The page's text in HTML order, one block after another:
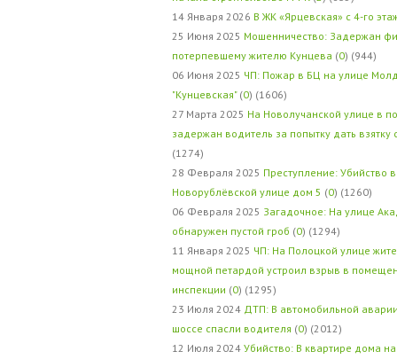
14 Января 2026 В ЖК «Ярцевская» с 4-го
25 Июня 2025 Мошенничество: Задержан
потерпевшему жителю Кунцева (0) (944)
06 Июня 2025 ЧП: Пожар в БЦ на улице
"Кунцевская" (0) (1606)
27 Марта 2025 На Новолучанской улице в
задержан водитель за попытку дать
(1274)
28 Февраля 2025 Преступление: Убийство
Новорублёвской улице дом 5 (0) (1260)
06 Февраля 2025 Загадочное: На улице
обнаружен пустой гроб (0) (1294)
11 Января 2025 ЧП: На Полоцкой улице
мощной петардой устроил взрыв в
инспекции (0) (1295)
23 Июля 2024 ДТП: В автомобильной
шоссе спасли водителя (0) (2012)
12 Июля 2024 Убийство: В квартире дома